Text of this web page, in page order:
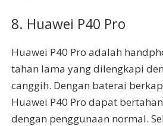
8. Huawei P40 Pro
Huawei P40 Pro adalah
tahan lama yang dilengkapi
canggih. Dengan baterai
Huawei P40 Pro dapat
dengan penggunaan normal.